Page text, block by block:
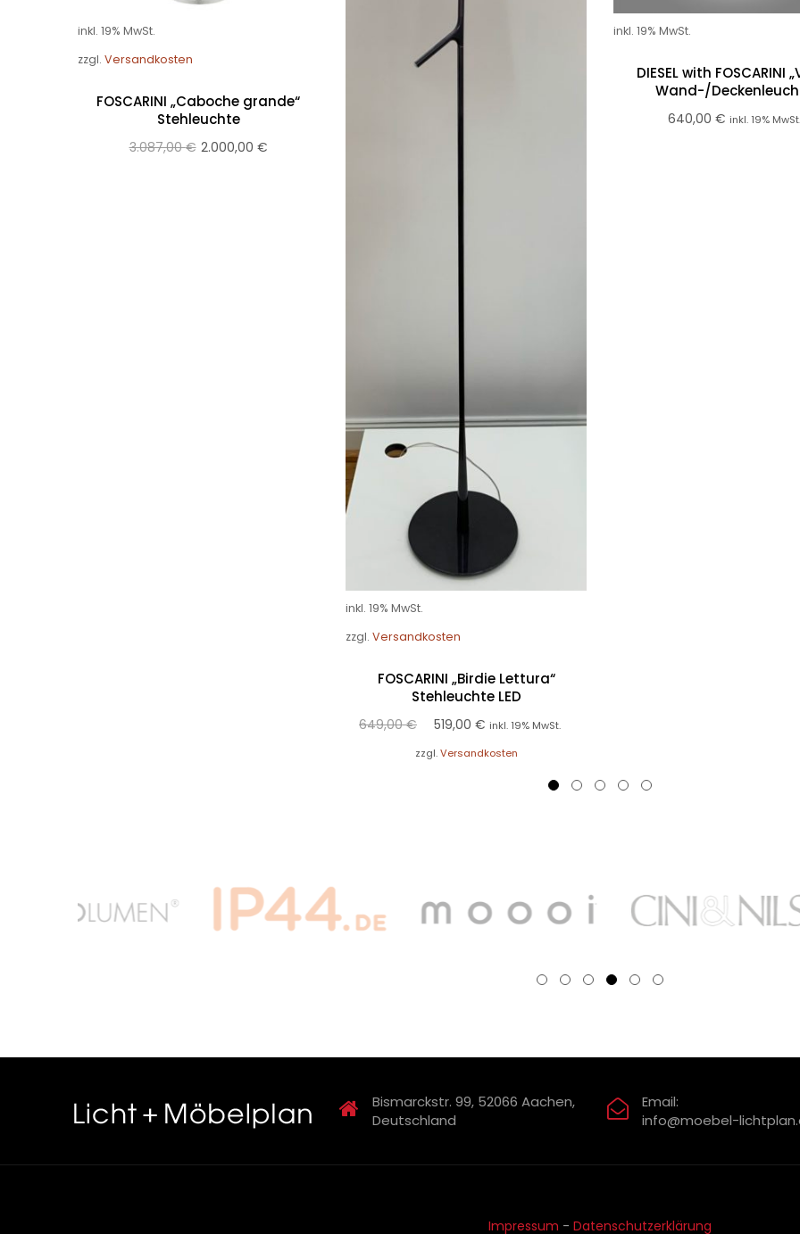
inkl. 19% MwSt.
zzgl. Versandkosten
FOSCARINI „Caboche grande“
Stehleuchte
3.087,00€ 2.000,00 €
inkl. 19% MwSt.
zzgl. Versandkosten
FOSCARINI „Birdie Lettura“
Stehleuchte LED
649,00€ 519,00 € inkl. 19% MwSt.
zzgl.Versandkosten
inkl. 19% MwSt.
DIESEL with FOSCARINI
Wand-/
640,00 € inkl. 19% MwSt.
Bismarckstr. 99, 52066 Aachen,
Deutschland
Email:
info@moebel-
Impressum - Datenschutzerklärung